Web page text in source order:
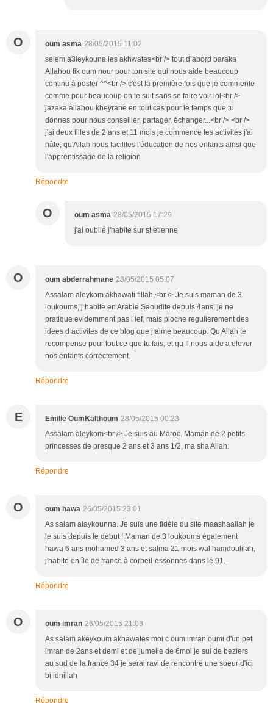
O oum asma 28/05/2015 11:02
selem a3leykouna les akhwates<br /> tout d’abord baraka
Allahou fik oum nour pour ton site qui nous aide beaucoup
continu à poster ^^<br /> c'est la première fois que je commente
comme pour beaucoup on te suit sans se faire voir lol<br />
jazaka allahou kheyrane en tout cas pour le temps que tu
donnes pour nous conseiller, partager, échanger...<br /> <br />
j'ai deux filles de 2 ans et 11 mois je commence les activités j'ai
hâte, qu'Allah nous facilites l'éducation de nos enfants ainsi que
l'apprentissage de la religion
Répondre
O oum asma 28/05/2015 17:29
j'ai oublié j'habite sur st etienne
O oum abderrahmane 28/05/2015 05:07
Assalam aleykom akhawati fillah,<br /> Je suis maman de 3
loukoums, j habite en Arabie Saoudite depuis 4ans, je ne
pratique evidemment pas l ief, mais pioche regulierement des
idees d activites de ce blog que j aime beaucoup. Qu Allah te
recompense pour tout ce que tu fais, et qu Il nous aide a elever
nos enfants correctement.
Répondre
E Emilie OumKalthoum 28/05/2015 00:23
Assalam aleykom<br /> Je suis au Maroc. Maman de 2 petits
princesses de presque 2 ans et 3 ans 1/2, ma sha Allah.
Répondre
O oum hawa 26/05/2015 23:01
As salam alaykounna. Je suis une fidèle du site maashaallah je
le suis depuis le début ! Maman de 3 loukoums également
hawa 6 ans mohamed 3 ans et salma 21 mois wal hamdoulilah,
j'habite en île de france à corbeil-essonnes dans le 91.
Répondre
O oum imran 26/05/2015 21:08
As salam akeykoum akhawates moi c oum imran oumi d'un peti
imran de 2ans et demi et de jumelle de 6moi je sui de beziers
au sud de la france 34 je serai ravi de rencontré une soeur d'ici
bi idnillah
Répondre